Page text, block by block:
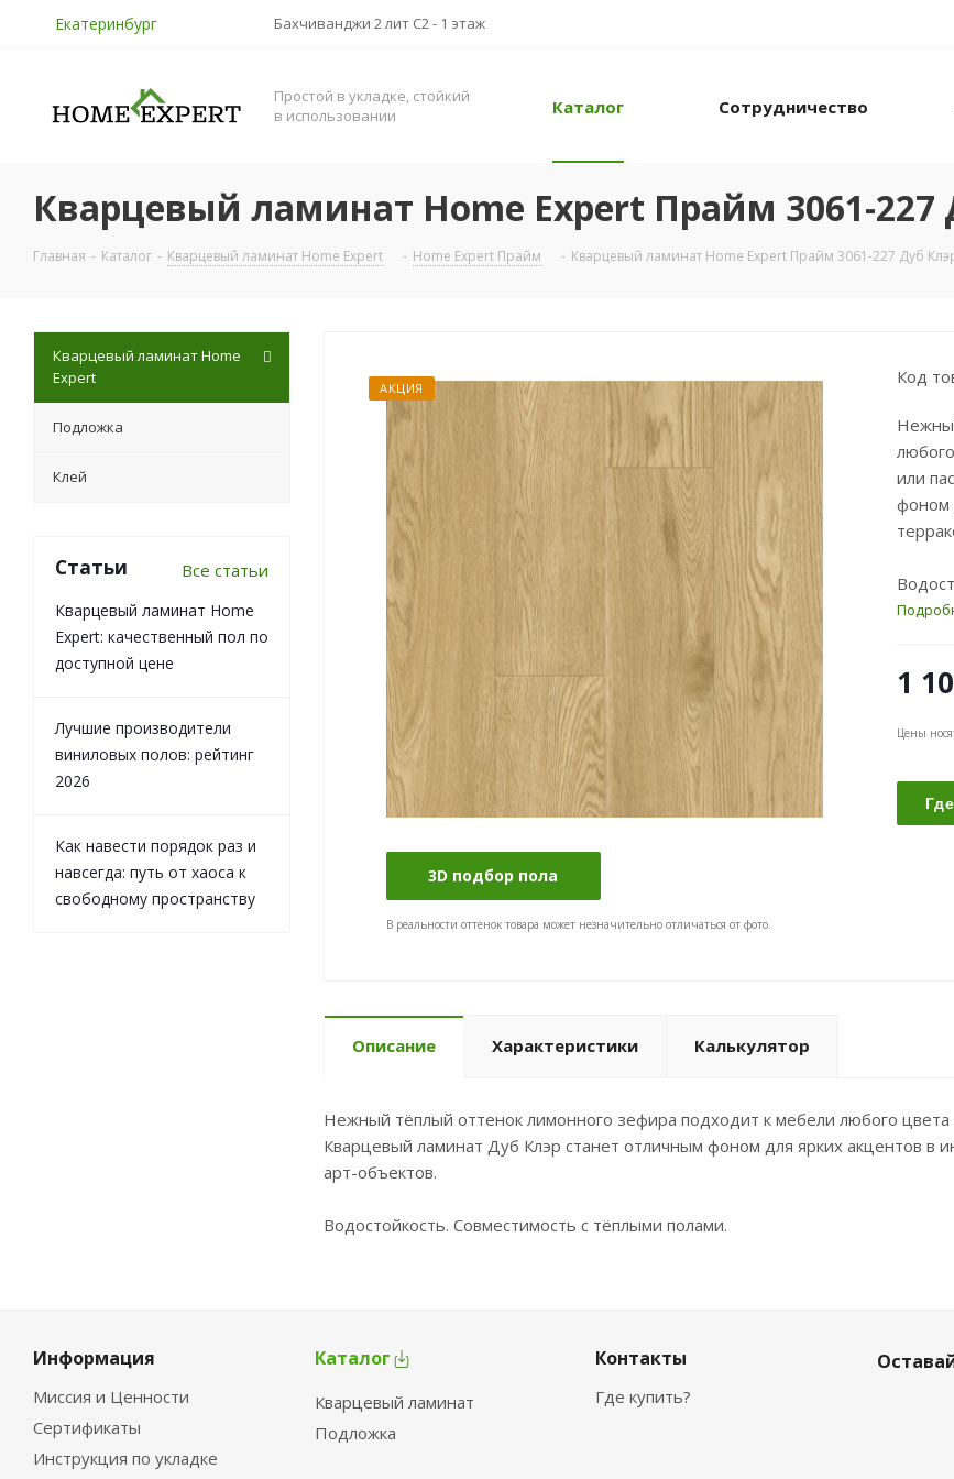
Екатеринбург Бахчиванджи 2 лит С2 - 1 этаж
Простой в укладке, стойкий
в использовании
Каталог Сотрудничество
Кварцевый ламинат Home Expert Прайм 3061-227
Главная - Каталог - Кварцевый ламинат Home Expert - Home Expert Прайм - Кварцевый ламинат Home Expert Прайм 3061-227 Дуб
АКЦИЯ
3D подбор пола
В реальности оттенок товара может незначительно отличаться от фото.
Код
или
фоном
1
Цены
Описание Характеристики Калькулятор
Нежный тёплый оттенок лимонного зефира подходит к мебели любого
Кварцевый ламинат Дуб Клэр станет отличным фоном для ярких акцентов в
арт-объектов.
Водостойкость. Совместимость с тёплыми полами.
Кварцевый ламинат Home
Expert
Подложка
Клей
Статьи Все статьи
Кварцевый ламинат Home
Expert: качественный пол по
доступной цене
Лучшие производители
виниловых полов: рейтинг
2026
Как навести порядок раз и
навсегда: путь от хаоса к
свободному пространству
Информация
Миссия и Ценности
Сертификаты
Инструкция по укладке
Каталог
Кварцевый ламинат
Подложка
Контакты
Где купить?